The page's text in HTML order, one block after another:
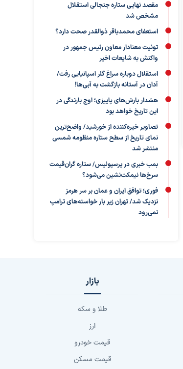
مقصد نهایی ستاره جنجالی استقلال
مشخص شد
استعفای محمدباقر ذوالقدر صحت دارد؟
توئیت معنادار معاون رئیس جمهور در
واکنش به شایعات اخیر
استقلال دوباره سراغ گلر اسپانیایی رفت/
آدان در آستانه بازگشت به آبی‌ها!
هشدار بارش‌های پاییزی؛ اوج بارندگی در
این تاریخ خواهد بود
تصاویر خیره‌کننده از خورشید/ واضح‌ترین
نمای تاریخ از سطح ستاره منظومه شمسی
منتشر شد
بمب خبری در پرسپولیس/ ستاره گران‌قیمت
سرخ‌ها نیمکت‌نشین می‌شود؟
فوری؛ توافق ایران و عمان بر سر هرمز
نزدیک شد/ تهران زیر بار خواسته‌های ترامپ
نمی‌رود
بازار
طلا و سکه
ارز
قیمت خودرو
قیمت مسکن